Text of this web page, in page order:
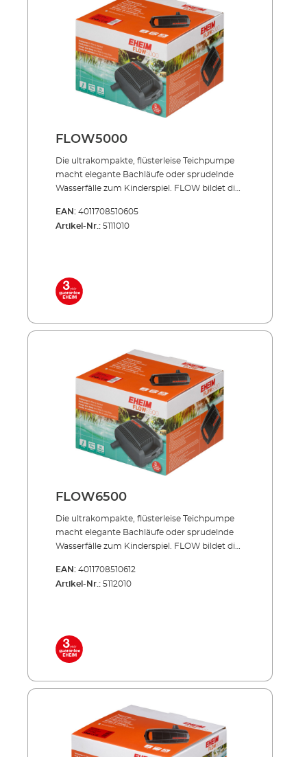
Stromsparender Motor Geeignet für
Unterwasser-Dauerbetrieb Extrem
wartungsarm und leicht zu reinigen Mit
Überhitzungsschutz bei Wassermangel
Lieferumfang: FLOW3500 Teichpumpe für
Filter & Bachlauf Anschlussstutzen 10 m
Netzkabel
FLOW5000
Die ultrakompakte, flüster­leise Teichpumpe
macht elegante Bachläufe oder sprudelnde
Wasserfälle zum Kinderspiel. FLOW bildet die
zuverlässig Ihr Teich-Filtersystem und schafft
so den optimalen Kreislauf für Ihren Teich. Die
verstopfen kann. Unsere FLOW-Pumpen
finden Sie in den LOOP-Komplettsets
PRESS. Energiesparend, flüsterleise,
mm großen Schmutzpartikeln
Stromsparender Motor Geeignet für
Unterwasser-Dauerbetrieb Extrem
wartungsarm und leicht zu reinigen Mit
Überhitzungsschutz bei Wassermangel
Lieferumfang: FLOW5000 Teichpumpe für
Filter & Bachlauf Anschlussstutzen 10 m
Netzkabel
EAN: 4011708510605
Artikel-Nr.: 5111010
FLOW6500
Die ultrakompakte, flüster­leise Teichpumpe
macht elegante Bachläufe oder sprudelnde
Wasserfälle zum Kinderspiel. FLOW bildet die
zuverlässig Ihr Teich-Filtersystem und schafft
so den optimalen Kreislauf für Ihren Teich. Die
verstopfen kann. Unsere FLOW-Pumpen
finden Sie in den LOOP-Komplettsets
PRESS. Energiesparend, flüsterleise,
mm großen Schmutzpartikeln
Stromsparender Motor Geeignet für
Unterwasser-Dauerbetrieb Extrem
wartungsarm und leicht zu reinigen Mit
EAN: 4011708510612
Artikel-Nr.: 5112010